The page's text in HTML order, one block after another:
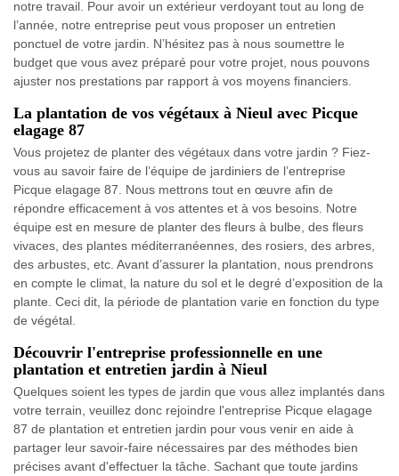
notre travail. Pour avoir un extérieur verdoyant tout au long de
l’année, notre entreprise peut vous proposer un entretien
ponctuel de votre jardin. N’hésitez pas à nous soumettre le
budget que vous avez préparé pour votre projet, nous pouvons
ajuster nos prestations par rapport à vos moyens financiers.
La plantation de vos végétaux à Nieul avec Picque
elagage 87
Vous projetez de planter des végétaux dans votre jardin ? Fiez-
vous au savoir faire de l’équipe de jardiniers de l’entreprise
Picque elagage 87. Nous mettrons tout en œuvre afin de
répondre efficacement à vos attentes et à vos besoins. Notre
équipe est en mesure de planter des fleurs à bulbe, des fleurs
vivaces, des plantes méditerranéennes, des rosiers, des arbres,
des arbustes, etc. Avant d’assurer la plantation, nous prendrons
en compte le climat, la nature du sol et le degré d’exposition de la
plante. Ceci dit, la période de plantation varie en fonction du type
de végétal.
Découvrir l'entreprise professionnelle en une
plantation et entretien jardin à Nieul
Quelques soient les types de jardin que vous allez implantés dans
votre terrain, veuillez donc rejoindre l'entreprise Picque elagage
87 de plantation et entretien jardin pour vous venir en aide à
partager leur savoir-faire nécessaires par des méthodes bien
précises avant d'effectuer la tâche. Sachant que toute jardins